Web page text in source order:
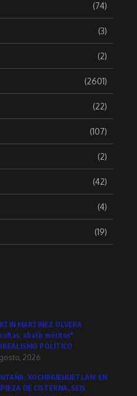
(74)
(3)
(2)
(2601)
(22)
(107)
(2)
(42)
(4)
(19)
MARTÍNEZ OLVERA
abatir méritos*
POLÍTICO
2026
XOCHIHUEHUETLÁN: EN
DE CISTERNA, SEIS